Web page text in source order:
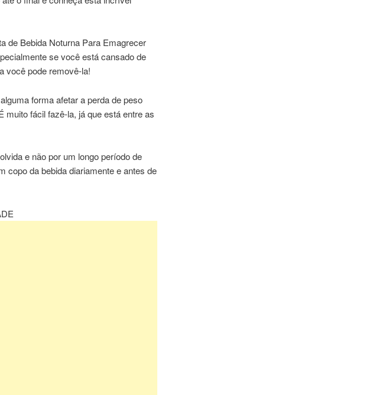
de Bebida Noturna Para Emagrecer
se você está cansado de
você pode removê-la!
forma afetar a perda de peso
muito fácil fazê-la, já que está entre as
e não por um longo período de
copo da bebida diariamente e antes de